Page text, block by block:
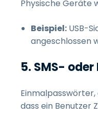
Physische Geräte
Beispiel: USB-
angeschlossen
5. SMS-
dass ein Benutzer